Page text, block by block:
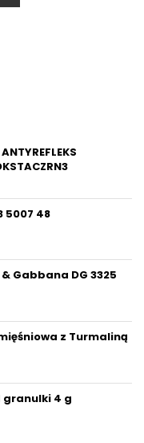
5007 48
Gabbana DG 3325
z Turmaliną
granulki 4 g